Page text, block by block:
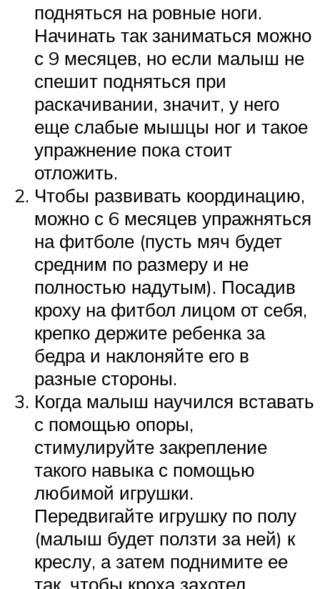
подняться на ровные ноги.
Начинать так заниматься можно
с 9 месяцев, но если малыш не
спешит подняться при
раскачивании, значит, у него
еще слабые мышцы ног и такое
упражнение пока стоит
отложить.
Чтобы развивать координацию,
можно с 6 месяцев упражняться
на фитболе (пусть мяч будет
средним по размеру и не
полностью надутым). Посадив
кроху на фитбол лицом от себя,
крепко держите ребенка за
бедра и наклоняйте его в
разные стороны.
Когда малыш научился вставать
с помощью опоры,
стимулируйте закрепление
такого навыка с помощью
любимой игрушки.
Передвигайте игрушку по полу
(малыш будет ползти за ней) к
креслу, а затем поднимите ее
так, чтобы кроха захотел